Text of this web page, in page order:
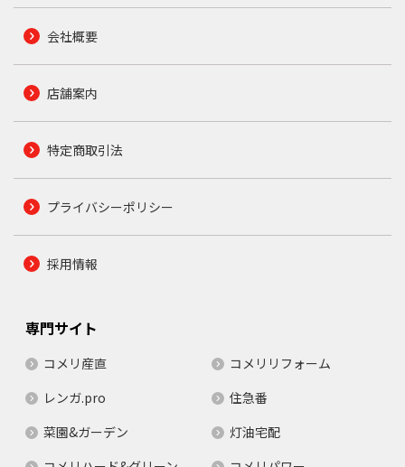
会社概要
店舗案内
特定商取引法
プライバシーポリシー
採用情報
専門サイト
コメリ産直
コメリリフォーム
レンガ.pro
住急番
菜園&ガーデン
灯油宅配